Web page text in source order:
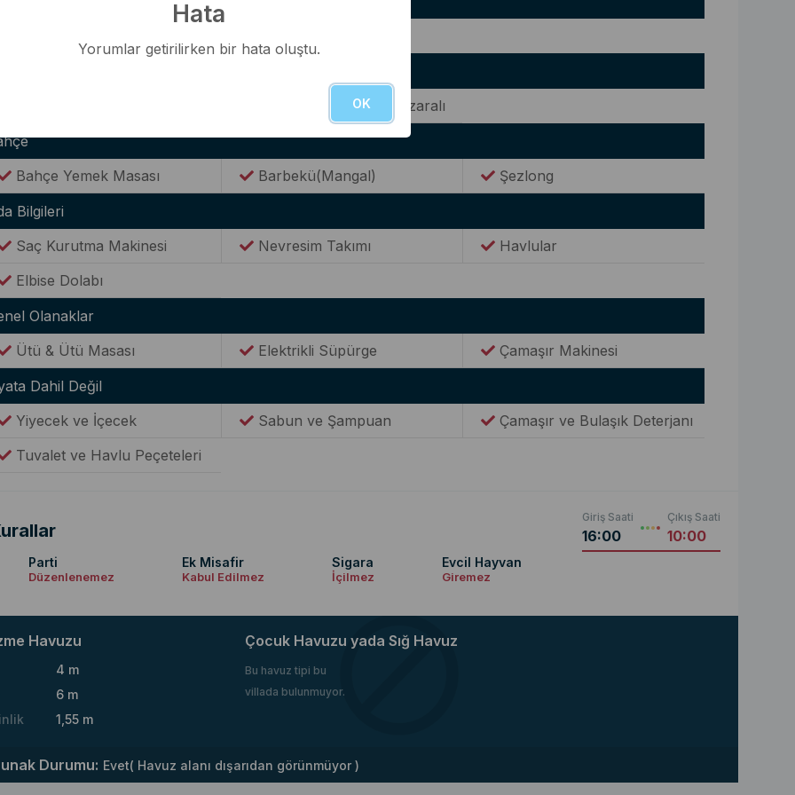
Panoramik Deniz Manzaralı
Bahçe Yemek Masası
Barbekü(Mangal)
Şezlong
Bilgileri
Saç Kurutma Makinesi
Nevresim Takımı
Havlular
Elbise Dolabı
Olanaklar
Ütü & Ütü Masası
Elektrikli Süpürge
Çamaşır Makinesi
Dahil Değil
Yiyecek ve İçecek
Sabun ve Şampuan
Çamaşır ve Bulaşık Deterjanı
Tuvalet ve Havlu Peçeteleri
Giriş Saati
16:00
Çıkış Saati
10:00
Parti
Düzenlenemez
Ek Misafir
Kabul Edilmez
Sigara
İçilmez
Evcil Hayvan
Giremez
Havuzu
4 m
6 m
1,55 m
Çocuk Havuzu yada Sığ Havuz
Bu havuz tipi bu
villada bulunmuyor.
Durumu: Evet( Havuz alanı dışarıdan görünmüyor )
Hata
Yorumlar getirilirken bir hata oluştu.
OK